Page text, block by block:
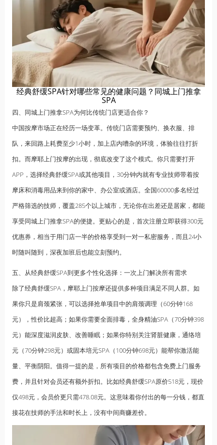
经典舒缓SPA针对哪些常见的健康问题？同城上门推拿
SPA
四、同城上门推拿SPA为何比传统门店更适合你？
中国按摩市场正在经历一场变革。传统门店需要预约、换衣服、排
队，来回路上耗费至少1小时，加上店内嘈杂的环境，体验往往打折
扣。而摩耶上门按摩的出现，彻底改变了这个模式。你只需要打开
APP，选择经典舒缓SPA或其他项目，30分钟内就有专业技师带着按
摩床和消毒用品来到你的家中、办公室或酒店。全国60000多名经过
严格筛选的技师，覆盖285个以上城市，无论你在出差还是居家 ，都能
享受同城上门推拿SPA的便捷。更贴心的是，首次注册立即获得300元
优惠券，相当于用门店一半的价格享受到一对一私密服务，而且24小
时随叫随到，深夜加班后也能立刻预约。
五、从经典舒缓SPA到更多个性化选择：一次上门解决所有需求
除了经典舒缓SPA，摩耶上门按摩还提供多种项目满足不同人群。如
果你只是肩颈紧张，可以选择抢单项目中的肩颈调理（60分钟168
元），性价比超高；如果你需要全面排毒，全身精油SPA（70分钟398
元）能深度滋润皮肤、改善睡眠；如果你特别关注肾脏健康，通络培
元（70分钟298元）或固本培元SPA（100分钟698元）能帮你激活能
量、平衡阴阳。值得一提的是，所有项目的价格都包含免费上门服务
费，并且针对会员还有额外折扣。比如经典舒缓SPA原价518元，现价
仅498元，会员价更只需478.08元。这意味着你付出的每一分钱，都直
接花在技师的手法和时长上，没有中间商赚差价。